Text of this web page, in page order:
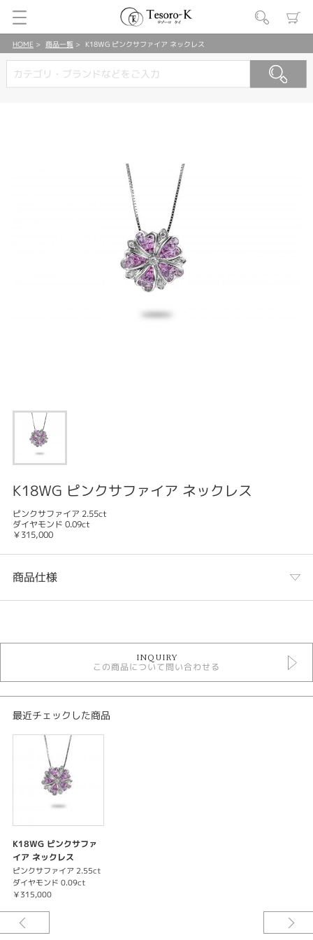
HOME 商品一覧 K18WG ピンクサファイア ネックレス
K18WG ピンクサファイア ネックレス
ピンクサファイア 2.55ct
ダイヤモンド 0.09ct
￥315,000
商品仕様
サファイヤ ネックレス
INQUIRY
この商品について問い合わせる
最近チェックした商品
K18WG ピンクサファ
イア ネックレス
ピンクサファイア 2.55ct
ダイヤモンド 0.09ct
￥315,000